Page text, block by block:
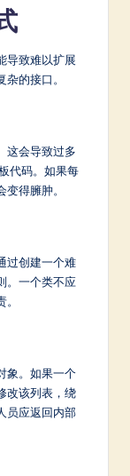
导致难以扩展
的接口。
这会导致过多
代码。如果每
得臃肿。
过创建一个难
。一个类不应
象。如果一个
改该列表，绕
员应返回内部